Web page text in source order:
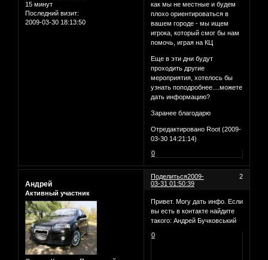
15 минут
Последний визит:
2009-03-30 18:13:50
как мы не местные и будем
плохо ориентироваться в
вашем городе - мы ищем
игрока, который смог бы нам
помочь, играя на КЦ
Еще в эти дни будут
проходить другие
мероприятия, хотелось бы
узнать поподробнее....можете
дать информацию?
Заранее благодарю
Отредактировано Root (2009-
03-30 14:21:14)
0
Поделиться 2
2009-
03-31 01:50:39
Андрей
Активный участник
Привет. Могу дать инфо. Если
вы есть в контакте найдите
такого: Андрей Бучковський
0